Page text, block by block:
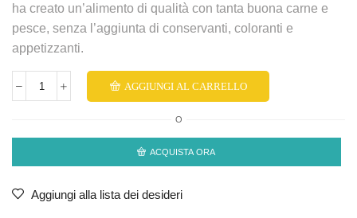
ha creato un’alimento di qualità con tanta buona carne e
pesce, senza l’aggiunta di conservanti, coloranti e
appetizzanti.
AGGIUNGI AL CARRELLO
O
ACQUISTA ORA
Aggiungi alla lista dei desideri